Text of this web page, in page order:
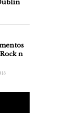
n